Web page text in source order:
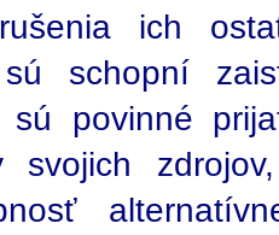
ich
schopní
sú povinné
svojich